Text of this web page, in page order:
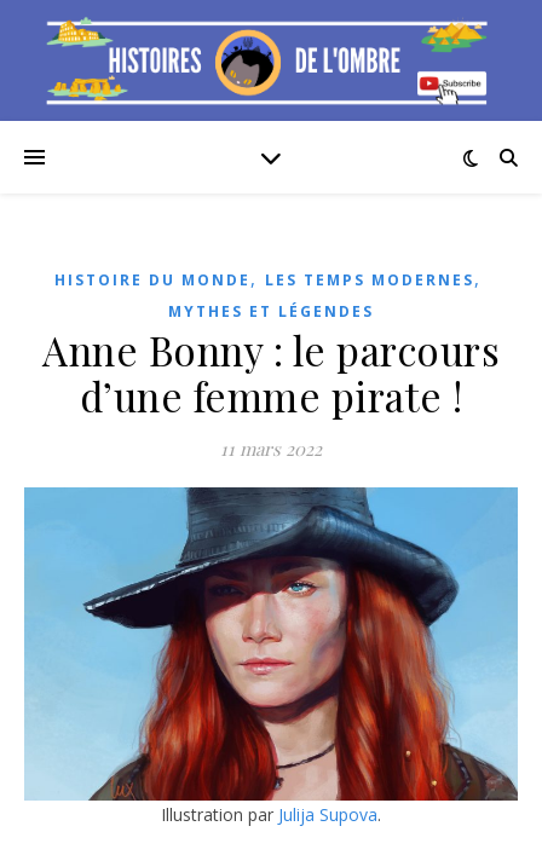
HISTOIRE DU MONDE , LES TEMPS MODERNES,
MYTHES ET LÉGENDES
Anne Bonny : le parcours
d’une femme pirate !
11 mars 2022
Illustration par Julija Supova.